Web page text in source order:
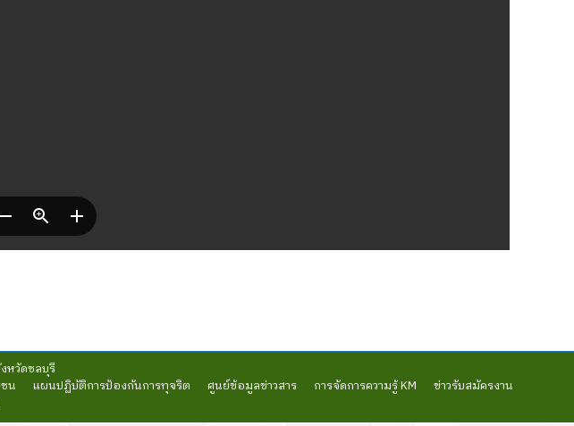
หวัดชลบุรี
น แผนปฏิบัติการป้องกันการทุจริต ศูนย์ข้อมูลข่าวสาร การจัดการความรู้ KM
ข่าวรับสมัครงาน